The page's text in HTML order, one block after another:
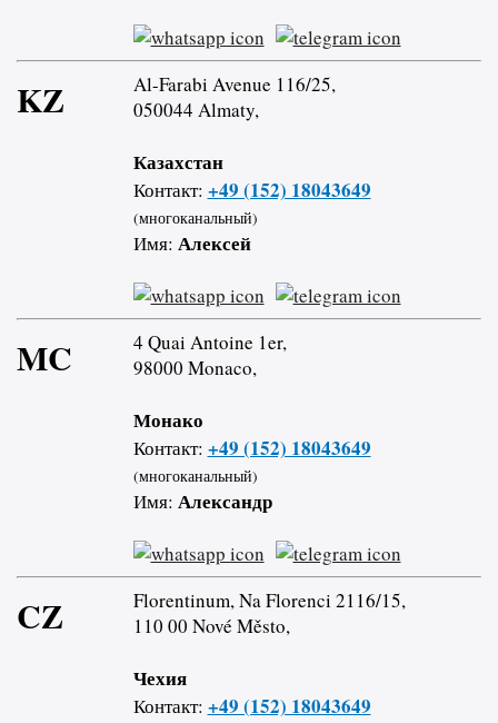
KZ
Al-Farabi Avenue 116/25,
050044 Almaty,
Казахстан
Контакт: +49 (152) 18043649
(многоканальный)
Имя: Алексей
MC
4 Quai Antoine 1er,
98000 Monaco,
Монако
Контакт: +49 (152) 18043649
(многоканальный)
Имя: Александр
CZ
Florentinum, Na Florenci 2116/15,
110 00 Nové Město,
Чехия
Контакт: +49 (152) 18043649